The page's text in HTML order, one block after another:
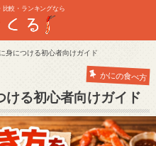
較・ランキングなら
身につける初心者向けガイド
かにの食べ方
ける初心者向けガイド